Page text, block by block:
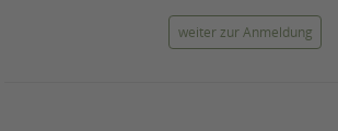
weiter zur Anmeldung